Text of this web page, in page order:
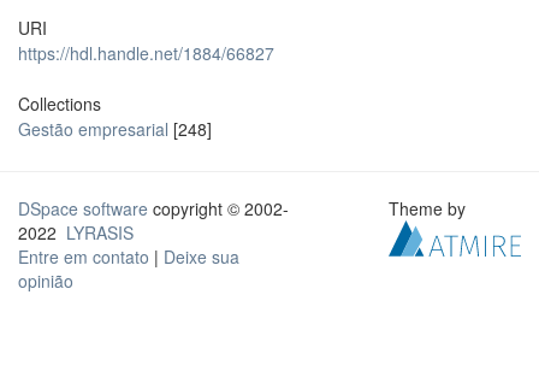
URI
https://hdl.handle.net/1884/66827
Collections
Gestão empresarial [248]
DSpace software copyright © 2002-
2022 LYRASIS
Entre em contato | Deixe sua
opinião
Theme by